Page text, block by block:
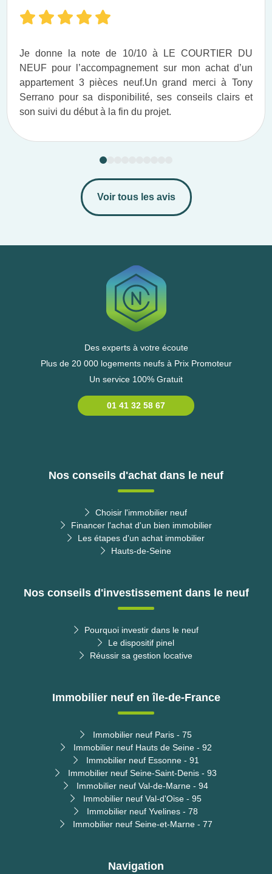
Je donne la note de 10/10 à LE COURTIER DU
NEUF pour l’accompagnement sur mon achat d’un
appartement 3 pièces neuf.​ Un grand merci à Tony
Serrano pour sa disponibilité, ses conseils clairs et
son suivi du début à la fin du projet.​
Voir tous les avis
Des experts à votre écoute
Plus de 20 000 logements neufs à Prix Promoteur
Un service 100% Gratuit
01 41 32 58 67
Nos conseils d'achat dans le neuf
Choisir l'immobilier neuf
Financer l'achat d'un bien immobilier
Les étapes d'un achat immobilier
Hauts-de-Seine
Nos conseils d'investissement dans le neuf
Pourquoi investir dans le neuf
Le dispositif pinel
Réussir sa gestion locative
Immobilier neuf en île-de-France
Immobilier neuf Paris - 75
Immobilier neuf Hauts de Seine - 92
Immobilier neuf Essonne - 91
Immobilier neuf Seine-Saint-Denis - 93
Immobilier neuf Val-de-Marne - 94
Immobilier neuf Val-d'Oise - 95
Immobilier neuf Yvelines - 78
Immobilier neuf Seine-et-Marne - 77
Navigation